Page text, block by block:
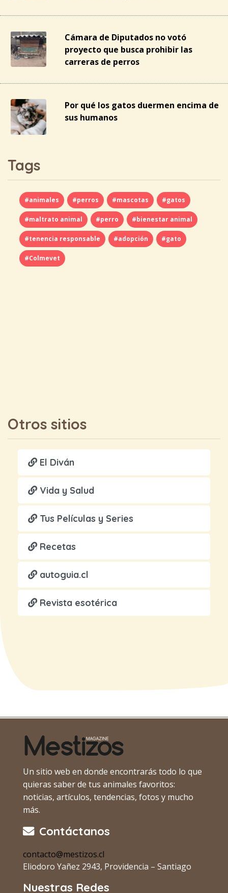
Cámara de Diputados no votó
proyecto que busca prohibir las
carreras de perros
Por qué los gatos duermen encima de
sus humanos
Tags
#animales #perros #mascotas #gatos
#maltrato animal #perro #bienestar animal
#tenencia responsable #adopción #gato
#Colmevet
Otros sitios
El Diván
Vida y Salud
Tus Películas y Series
Recetas
autoguia.cl
Revista esotérica
Un sitio web en donde encontrarás todo lo que
quieras saber de tus animales favoritos:
noticias, artículos, tendencias, fotos y mucho
más.
Contáctanos
contacto@mestizos.cl
Eliodoro Yañez 2943, Providencia – Santiago
Nuestras Redes